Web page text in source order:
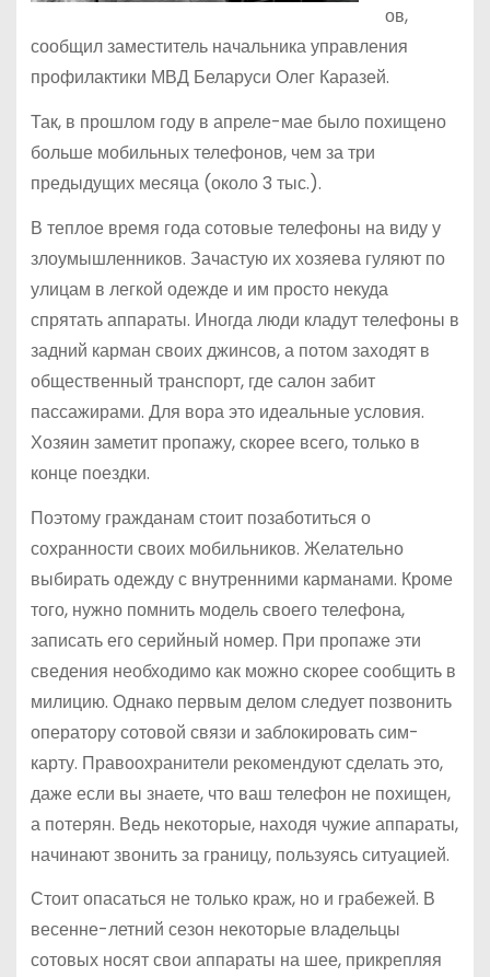
ов,
сообщил заместитель начальника управления
профилактики МВД Беларуси Олег Каразей.
Так, в прошлом году в апреле-мае было похищено
больше мобильных телефонов, чем за три
предыдущих месяца (около 3 тыс.).
В теплое время года сотовые телефоны на виду у
злоумышленников. Зачастую их хозяева гуляют по
улицам в легкой одежде и им просто некуда
спрятать аппараты. Иногда люди кладут телефоны в
задний карман своих джинсов, а потом заходят в
общественный транспорт, где салон забит
пассажирами. Для вора это идеальные условия.
Хозяин заметит пропажу, скорее всего, только в
конце поездки.
Поэтому гражданам стоит позаботиться о
сохранности своих мобильников. Желательно
выбирать одежду с внутренними карманами. Кроме
того, нужно помнить модель своего телефона,
записать его серийный номер. При пропаже эти
сведения необходимо как можно скорее сообщить в
милицию. Однако первым делом следует позвонить
оператору сотовой связи и заблокировать сим-
карту. Правоохранители рекомендуют сделать это,
даже если вы знаете, что ваш телефон не похищен,
а потерян. Ведь некоторые, находя чужие аппараты,
начинают звонить за границу, пользуясь ситуацией.
Стоит опасаться не только краж, но и грабежей. В
весенне-летний сезон некоторые владельцы
сотовых носят свои аппараты на шее, прикрепляя